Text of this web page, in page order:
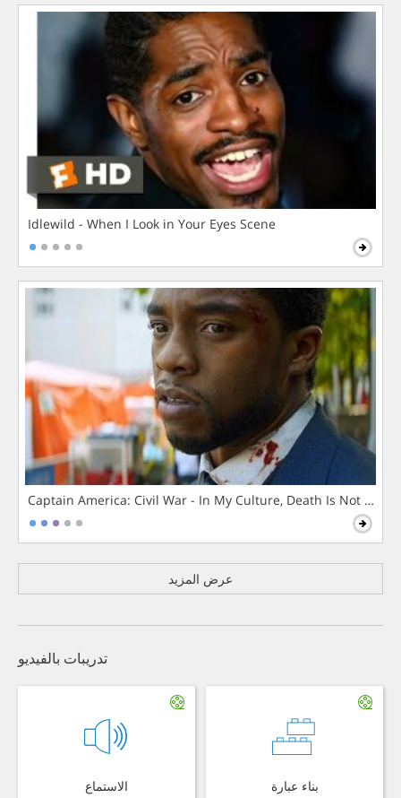
Idlewild - When I Look in Your Eyes Scene
Captain America: Civil War - In My Culture, Death Is Not The
عرض المزيد
تدريبات بالفيديو
الاستماع بناء عبارة